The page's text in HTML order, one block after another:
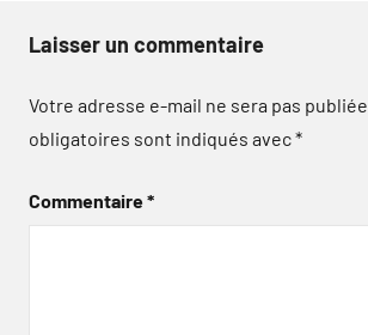
Laisser un commentaire
Votre adresse e-mail ne sera pas publiée.
obligatoires sont indiqués avec*
Commentaire*